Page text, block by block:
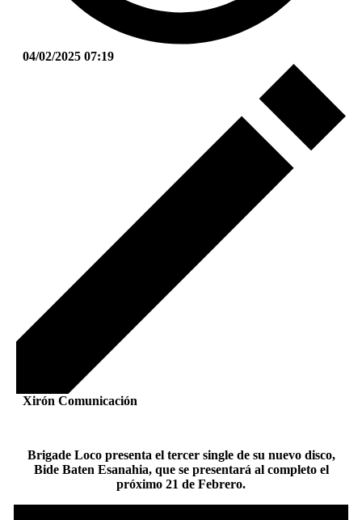
04/02/2025 07:19
Xirón Comunicación
Brigade Loco presenta el tercer single de su nuevo disco,
Bide Baten Esanahia, que se presentará al completo el
próximo 21 de Febrero.